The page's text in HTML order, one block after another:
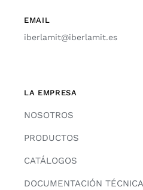
EMAIL
iberlamit@iberlamit.es
LA EMPRESA
NOSOTROS
PRODUCTOS
CATÁLOGOS
DOCUMENTACIÓN TÉCNICA